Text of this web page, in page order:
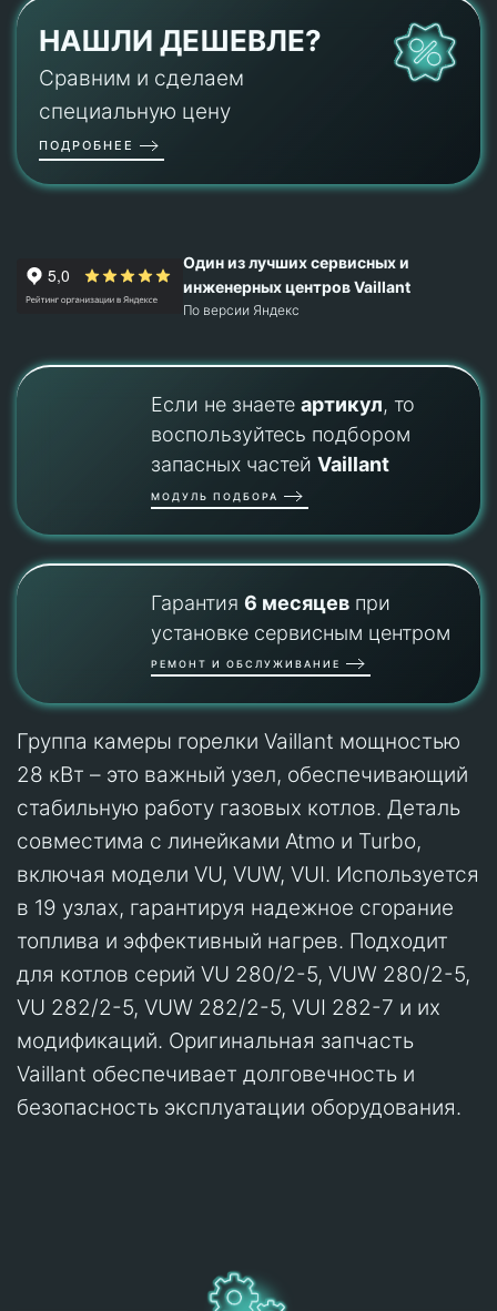
НАШЛИ ДЕШЕВЛЕ?
Сравним и сделаем
специальную цену
ПОДРОБНЕЕ
Один из лучших сервисных и
инженерных центров Vaillant
По версии Яндекс
Если не знаете артикул, то
воспользуйтесь подбором
запасных частей Vaillant
МОДУЛЬ ПОДБОРА
Гарантия 6 месяцевпри
установке сервисным центром
РЕМОНТ И ОБСЛУЖИВАНИЕ
Группа камеры горелки Vaillant мощностью
28 кВт – это важный узел, обеспечивающий
стабильную работу газовых котлов. Деталь
совместима с линейками Atmo и Turbo,
включая модели VU, VUW, VUI. Используется
в 19 узлах, гарантируя надежное сгорание
топлива и эффективный нагрев. Подходит
для котлов серий VU 280/2-5, VUW 280/2-5,
VU 282/2-5, VUW 282/2-5, VUI 282-7 и их
модификаций. Оригинальная запчасть
Vaillant обеспечивает долговечность и
безопасность эксплуатации оборудования.